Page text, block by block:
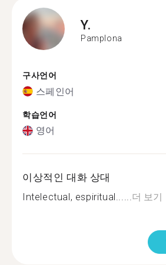
Y.
Pamplona
구사언어
스페인어
학습언어
영어
이상적인 대화 상대
Intelectual, espiritual......더 보기